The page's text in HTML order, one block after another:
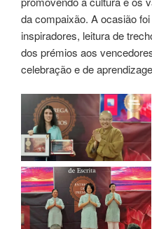
da compaixão. A ocasião
inspiradores, leitura de
dos prémios aos
celebração e de